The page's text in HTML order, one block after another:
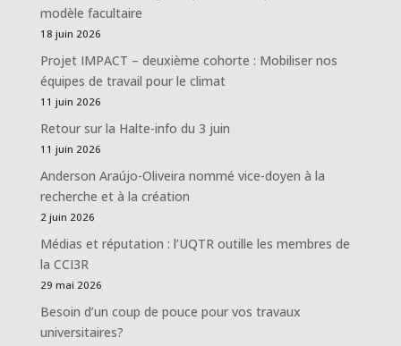
modèle facultaire
18 juin 2026
Projet IMPACT – deuxième cohorte : Mobiliser nos
équipes de travail pour le climat
11 juin 2026
Retour sur la Halte-info du 3 juin
11 juin 2026
Anderson Araújo-Oliveira nommé vice-doyen à la
recherche et à la création
2 juin 2026
Médias et réputation : l’UQTR outille les membres de
la CCI3R
29 mai 2026
Besoin d’un coup de pouce pour vos travaux
universitaires?